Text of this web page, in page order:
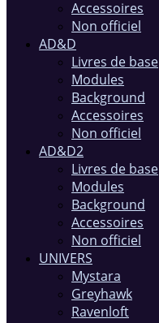
Accessoires
Non officiel
AD&D
Livres de base
Modules
Background
Accessoires
Non officiel
AD&D2
Livres de base
Modules
Background
Accessoires
Non officiel
UNIVERS
Mystara
Greyhawk
Ravenloft